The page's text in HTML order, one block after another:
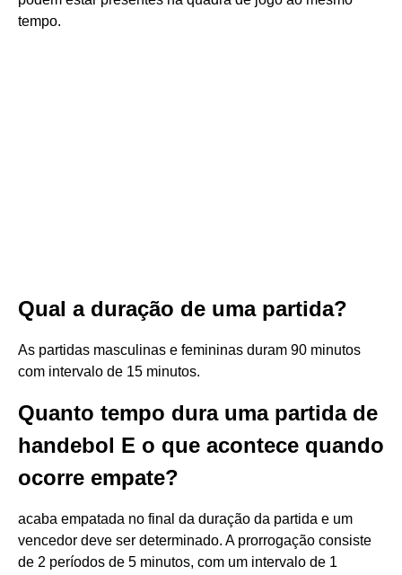
tempo.
Qual a duração de uma partida?
As partidas masculinas e femininas duram 90 minutos
com intervalo de 15 minutos.
Quanto tempo dura uma partida de
handebol E o que acontece quando
ocorre empate?
acaba empatada no final da duração da partida e um
vencedor deve ser determinado. A prorrogação consiste
de 2 períodos de 5 minutos, com um intervalo de 1